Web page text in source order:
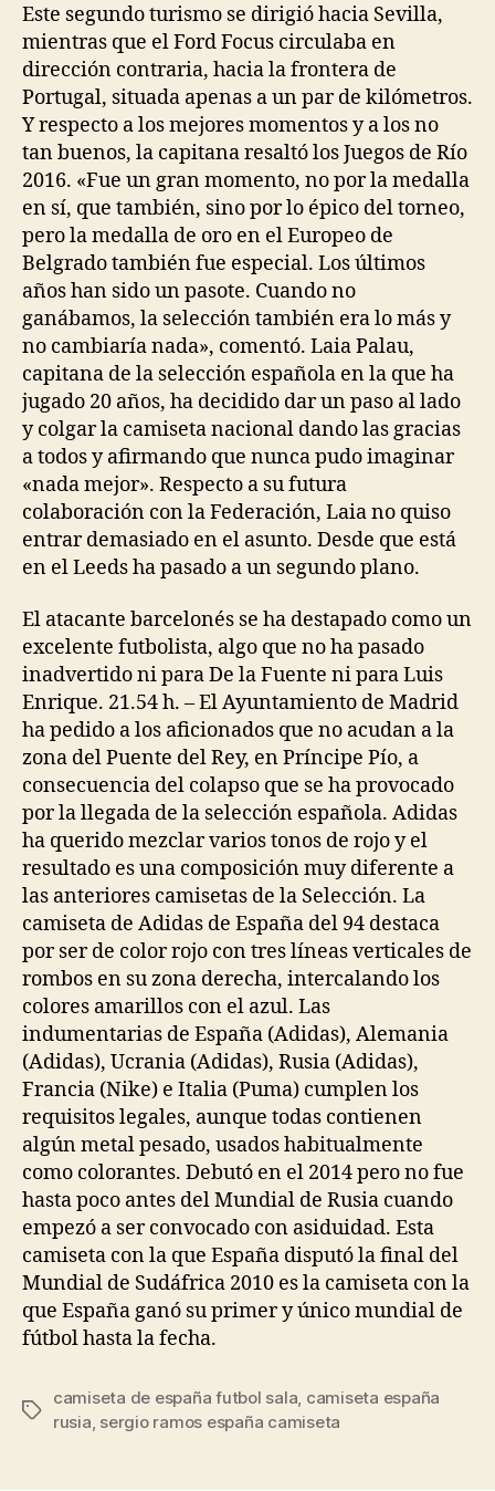
Este segundo turismo se dirigió hacia Sevilla,
mientras que el Ford Focus circulaba en
dirección contraria, hacia la frontera de
Portugal, situada apenas a un par de kilómetros.
Y respecto a los mejores momentos y a los no
tan buenos, la capitana resaltó los Juegos de Río
2016. «Fue un gran momento, no por la medalla
en sí, que también, sino por lo épico del torneo,
pero la medalla de oro en el Europeo de
Belgrado también fue especial. Los últimos
años han sido un pasote. Cuando no
ganábamos, la selección también era lo más y
no cambiaría nada», comentó. Laia Palau,
capitana de la selección española en la que ha
jugado 20 años, ha decidido dar un paso al lado
y colgar la camiseta nacional dando las gracias
a todos y afirmando que nunca pudo imaginar
«nada mejor». Respecto a su futura
colaboración con la Federación, Laia no quiso
entrar demasiado en el asunto. Desde que está
en el Leeds ha pasado a un segundo plano.
El atacante barcelonés se ha destapado como un
excelente futbolista, algo que no ha pasado
inadvertido ni para De la Fuente ni para Luis
Enrique. 21.54 h. – El Ayuntamiento de Madrid
ha pedido a los aficionados que no acudan a la
zona del Puente del Rey, en Príncipe Pío, a
consecuencia del colapso que se ha provocado
por la llegada de la selección española. Adidas
ha querido mezclar varios tonos de rojo y el
resultado es una composición muy diferente a
las anteriores camisetas de la Selección. La
camiseta de Adidas de España del 94 destaca
por ser de color rojo con tres líneas verticales de
rombos en su zona derecha, intercalando los
colores amarillos con el azul. Las
indumentarias de España (Adidas), Alemania
(Adidas), Ucrania (Adidas), Rusia (Adidas),
Francia (Nike) e Italia (Puma) cumplen los
requisitos legales, aunque todas contienen
algún metal pesado, usados habitualmente
como colorantes. Debutó en el 2014 pero no fue
hasta poco antes del Mundial de Rusia cuando
empezó a ser convocado con asiduidad. Esta
camiseta con la que España disputó la final del
Mundial de Sudáfrica 2010 es la camiseta con la
que España ganó su primer y único mundial de
fútbol hasta la fecha.
Etiquetas
camiseta de españa futbol sala, camiseta españa
rusia, sergio ramos españa camiseta